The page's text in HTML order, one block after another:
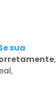
sua
,